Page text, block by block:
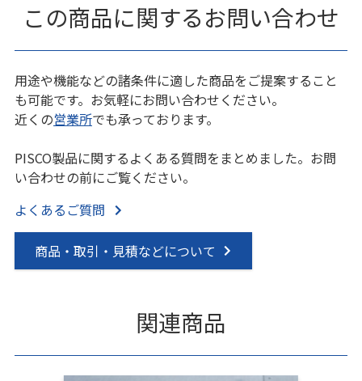
この商品に関するお問い合わせ
用途や機能などの諸条件に適した商品をご提案すること
も可能です。お気軽にお問い合わせください。
近くの営業所でも承っております。
PISCO製品に関するよくある質問をまとめました。お問
い合わせの前にご覧ください。
よくあるご質問
商品・取引・見積などについて
関連商品